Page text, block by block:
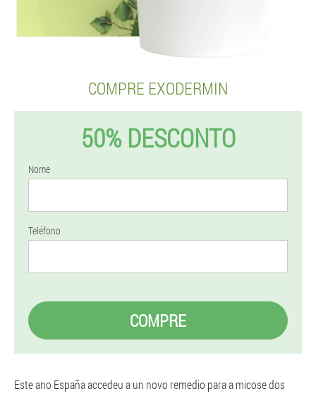
COMPRE EXODERMIN
50% DESCONTO
Nome
Teléfono
COMPRE
Este ano España accedeu a un novo remedio para a micose dos